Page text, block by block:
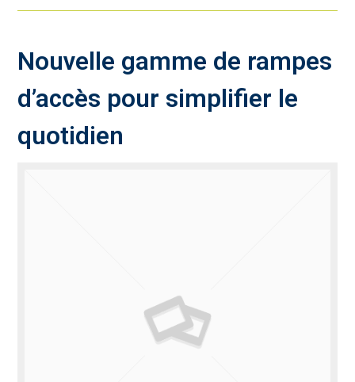
Nouvelle gamme de rampes
d’accès pour simplifier le
quotidien